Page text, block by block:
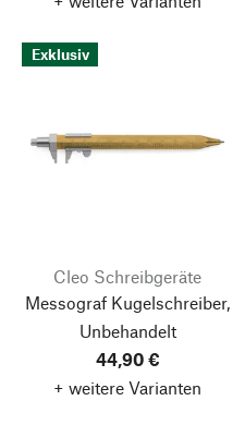
Exklusiv
Cleo Schreibgeräte
Messograf Kugelschreiber,
Unbehandelt
44,90 €
+ weitere Varianten